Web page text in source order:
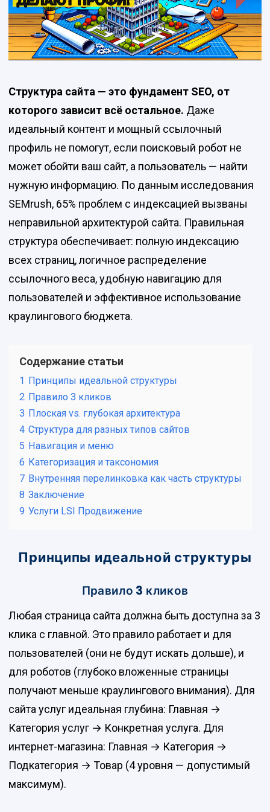
Структура сайта — это фундамент SEO, от
которого зависит всё остальное. Даже
идеальный контент и мощный ссылочный
профиль не помогут, если поисковый робот не
может обойти ваш сайт, а пользователь — найти
нужную информацию. По данным исследования
SEMrush, 65% проблем с индексацией вызваны
неправильной архитектурой сайта. Правильная
структура обеспечивает: полную индексацию
всех страниц, логичное распределение
ссылочного веса, удобную навигацию для
пользователей и эффективное использование
краулингового бюджета.
Содержание статьи
1 Принципы идеальной структуры
2 Правило 3 кликов
3 Плоская vs. глубокая архитектура
4 Структура для разных типов сайтов
5 Навигация и меню
6 Категоризация и таксономия
7 Внутренняя перелинковка как часть структуры
8 Заключение
9 Услуги LSI Продвижение
Принципы идеальной структуры
Правило 3 кликов
Любая страница сайта должна быть доступна за 3
клика с главной. Это правило работает и для
пользователей (они не будут искать дольше), и
для роботов (глубоко вложенные страницы
получают меньше краулингового внимания). Для
сайта услуг идеальная глубина: Главная →
Категория услуг → Конкретная услуга. Для
интернет-магазина: Главная → Категория →
Подкатегория → Товар (4 уровня — допустимый
максимум).